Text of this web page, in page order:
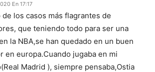
En 17:17
de los casos más flagrantes de
que teniendo todo para ser una
la NBA,se han quedado en un buen
en europa.Cuando jugaba en mi
Madrid ), siempre pensaba,Ostia